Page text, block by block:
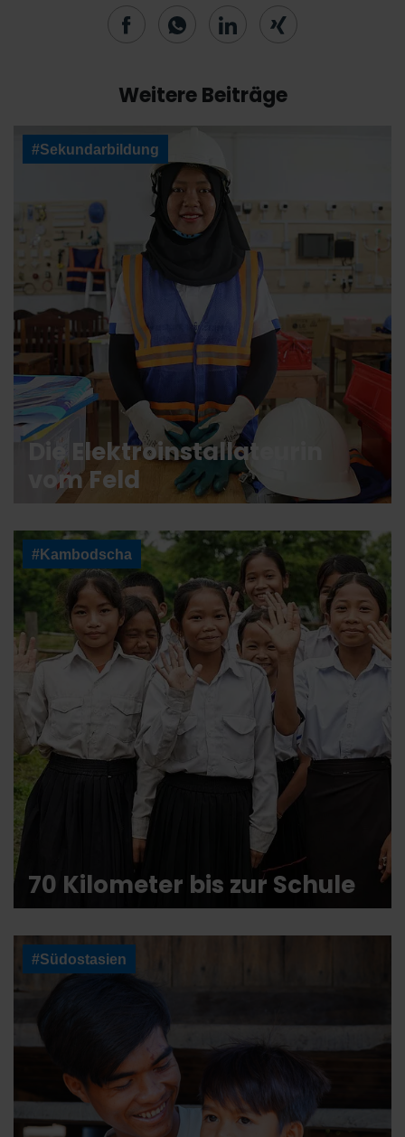
Weitere Beiträge
#Sekundarbildung
Die Elektroinstallateurin
vom Feld
#Kambodscha
70 Kilometer bis zur Schule
#Südostasien